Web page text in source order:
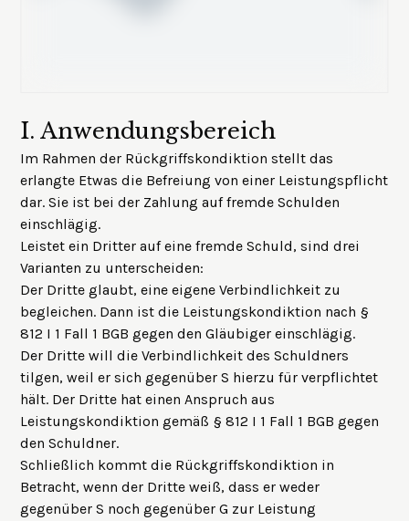
I. Anwendungsbereich
Im Rahmen der Rückgriffskondiktion stellt das
erlangte Etwas die Befreiung von einer Leistungspflicht
dar. Sie ist bei der Zahlung auf fremde Schulden
einschlägig.
Leistet ein Dritter auf eine fremde Schuld, sind drei
Varianten zu unterscheiden:
Der Dritte glaubt, eine eigene Verbindlichkeit zu
begleichen. Dann ist die Leistungskondiktion nach §
812 I 1 Fall 1 BGB gegen den Gläubiger einschlägig.
Der Dritte will die Verbindlichkeit des Schuldners
tilgen, weil er sich gegenüber S hierzu für verpflichtet
hält. Der Dritte hat einen Anspruch aus
Leistungskondiktion gemäß § 812 I 1 Fall 1 BGB gegen
den Schuldner.
Schließlich kommt die Rückgriffskondiktion in
Betracht, wenn der Dritte weiß, dass er weder
gegenüber S noch gegenüber G zur Leistung